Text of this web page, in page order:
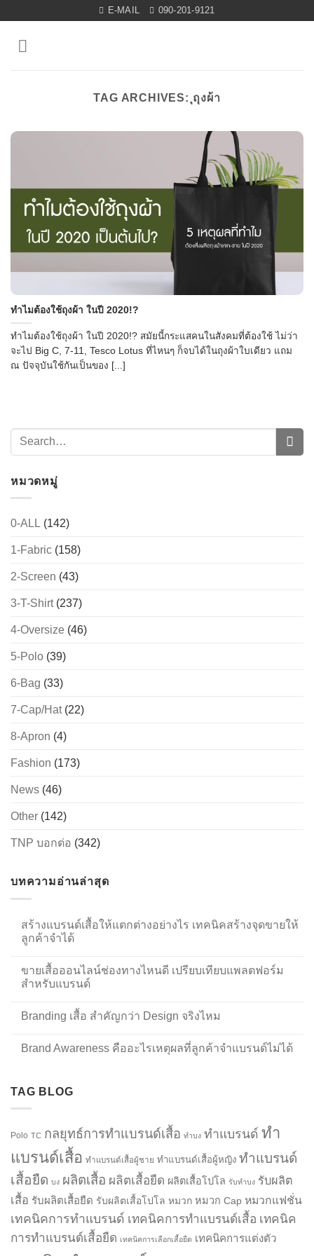
content
E-MAIL 090-201-9121
TAG ARCHIVES: ุถุงผ้า
ทำไมต้องใช้ถุงผ้า ในปี 2020!?
ทำไมต้องใช้ถุงผ้า ในปี 2020!? สมัยนี้กระแสคนในสังคมที่ต้องใช้ ไม่ว่า
จะไป Big C, 7-11, Tesco Lotus ที่ไหนๆ ก็จบได้ในถุงผ้าใบเดียว แถม
ณ ปัจจุบันใช้กันเป็นของ [...]
หมวดหมู่
0-ALL (142)
1-Fabric (158)
2-Screen (43)
3-T-Shirt(237)
4-Oversize (46)
5-Polo (39)
6-Bag (33)
7-Cap/Hat(22)
8-Apron (4)
Fashion (173)
News (46)
Other (142)
TNP บอกต่อ (342)
บทความอ่านล่าสุด
สร้างแบรนด์เสื้อให้แตกต่างอย่างไร เทคนิคสร้างจุดขายให้
ลูกค้าจำได้
ขายเสื้อออนไลน์ช่องทางไหนดี เปรียบเทียบแพลตฟอร์ม
สำหรับแบรนด์
Branding เสื้อ สำคัญกว่า Design จริงไหม
Brand Awareness คืออะไรเหตุผลที่ลูกค้าจำแบรนด์ไม่ได้
TAG BLOG
Polo TC กลยุทธ์การทำแบรนด์เสื้อ ทำบง ทำแบรนด์ ทำ
แบรนด์เสื้อ ทำแบรนด์เสื้อผู้ชาย ทำแบรนด์เสื้อผู้หญิง ทำแบรนด์
เสื้อยืด บง ผลิตเสื้อ ผลิตเสื้อยืด ผลิตเสื้อโปโล รับทำบง รับผลิต
เสื้อ รับผลิตเสื้อยืด รับผลิตเสื้อโปโล หมวก หมวก Cap หมวกแฟชั่น
เทคนิคการทำแบรนด์ เทคนิคการทำแบรนด์เสื้อ เทคนิค
การทำแบรนด์เสื้อยืด เทคนิคการเลือกเสื้อยืด เทคนิคการแต่งตัว